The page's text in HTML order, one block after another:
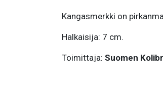
Kangasmerkki on
Halkaisija: 7 cm.
Toimittaja: Suomen